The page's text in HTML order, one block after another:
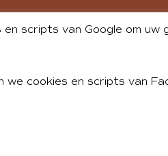
© 2026 ALL PHOTOS & CONTENT
en scripts van Google om
we cookies en scripts van